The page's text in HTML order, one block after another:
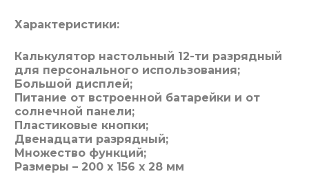
Характеристики:
Калькулятор настольный 12-ти разрядный
для персонального использования;
Большой дисплей;
Питание от встроенной батарейки и от
солнечной панели;
Пластиковые кнопки;
Двенадцати разрядный;
Множество функций;
Размеры – 200 х 156 х 28 мм